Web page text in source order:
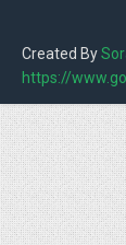
Created By
https://